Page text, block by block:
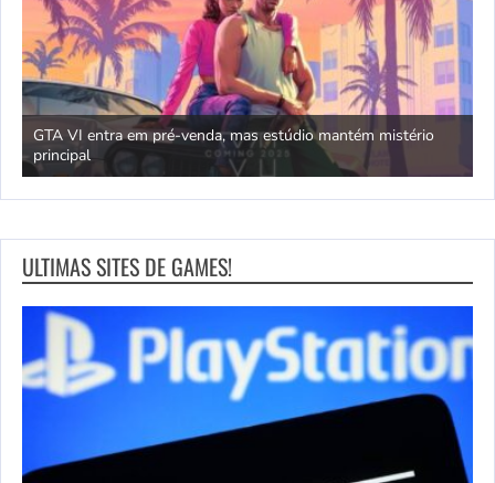
GTA VI entra em pré-venda, mas estúdio mantém mistério
principal
ULTIMAS SITES DE GAMES!